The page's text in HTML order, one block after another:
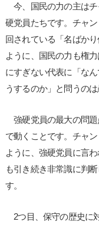
今、国民の力の主はチ
硬党員たちです。チャ
回されている「名ばか
ように、国民の力も権
にすぎない代表に「な
うするのか」と問うの
強硬党員の最大の問題
で動くことです。チャ
ように、強硬党員に言
も引き続き非常識に判
す。
2つ目、保守の歴史に